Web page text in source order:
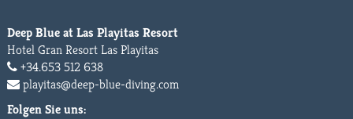
Deep Blue at Las Playitas Resort
Hotel Gran Resort Las Playitas
+34.653 512 638
playitas@deep-blue-diving.com
Folgen Sie uns: